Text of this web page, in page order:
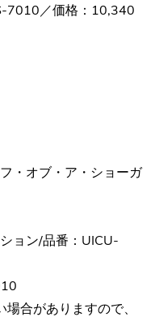
7010／価格：10,340
・オブ・ア・ショーガ
ョン/品番：UICU-
合がありますので、